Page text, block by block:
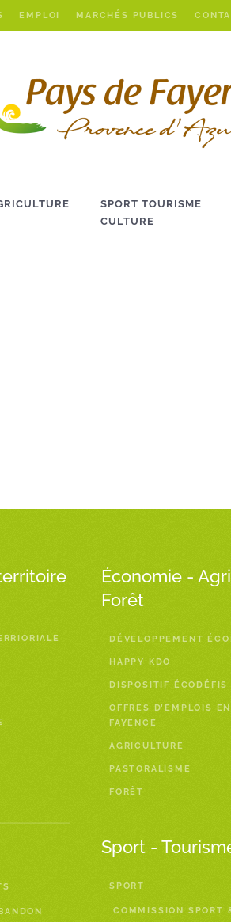
EMPLOI MARCHÉS PUBLICS
SPORT TOURISME
CULTURE
Économie -
Forêt
DÉVELOPPEMENT
HAPPY KDO
DISPOSITIF ÉCODÉFIS
OFFRES D’EMPLOIS
FAYENCE
AGRICULTURE
PASTORALISME
FORÊT
Sport -
SPORT
COMMISSION SPORT